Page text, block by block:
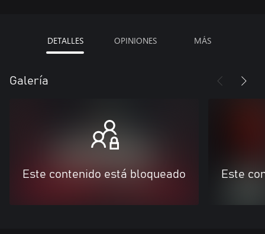
DETALLES OPINIONES MÁS
Galería
Este contenido está bloqueado Este